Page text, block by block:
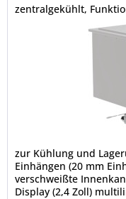
zentralgekühlt,
zur Kühlung und
Einhängen (20 mm
verschweißte
Display (2,4 Zoll)